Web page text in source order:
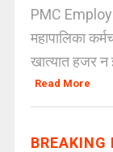
PMC
महापालिका
खात्यात हजर न
Read More
BREAKING